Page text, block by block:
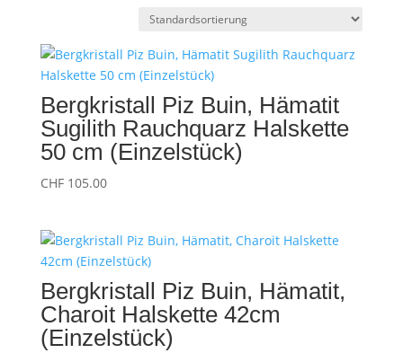
Bergkristall Piz Buin, Hämatit
Sugilith Rauchquarz Halskette
50 cm (Einzelstück)
CHF105.00
Bergkristall Piz Buin, Hämatit,
Charoit Halskette 42cm
(Einzelstück)